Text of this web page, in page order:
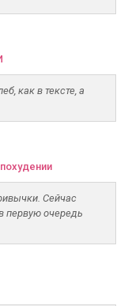
как в тексте, а
Сейчас
первую очередь